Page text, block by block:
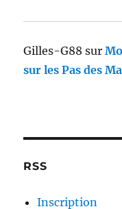
Gilles-G88 sur
sur les Pas des
RSS
Inscription